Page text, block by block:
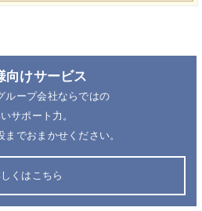
向けサービス
ループ会社ならではの
サポート力。
までおまかせください。
くはこちら